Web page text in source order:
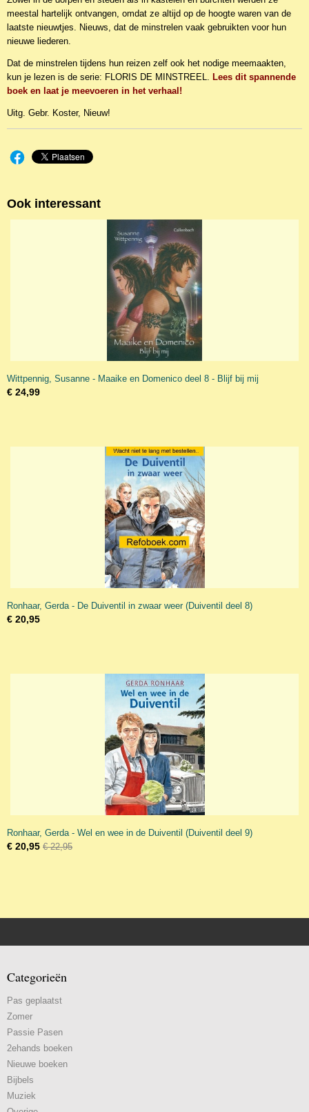
meestal hartelijk ontvangen, omdat ze altijd op de hoogte waren van de
laatste nieuwtjes. Nieuws, dat de minstrelen vaak gebruikten voor hun
nieuwe liederen.
Dat de minstrelen tijdens hun reizen zelf ook het nodige meemaakten,
kun je lezen is de serie: FLORIS DE MINSTREEL. Lees dit spannende
boek en laat je meevoeren in het verhaal!
Uitg. Gebr. Koster, Nieuw!
Ook interessant
Wittpennig, Susanne - Maaike en Domenico deel 8 - Blijf bij mij
€ 24,99
Ronhaar, Gerda - De Duiventil in zwaar weer (Duiventil deel 8)
€ 20,95
Ronhaar, Gerda - Wel en wee in de Duiventil (Duiventil deel 9)
€ 20,95 € 22,95
Categorieën
Pas geplaatst
Zomer
Passie Pasen
2ehands boeken
Nieuwe boeken
Bijbels
Muziek